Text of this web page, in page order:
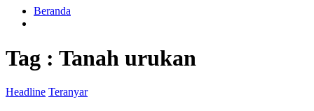
Beranda
Tag : Tanah urukan
Headline Teranyar